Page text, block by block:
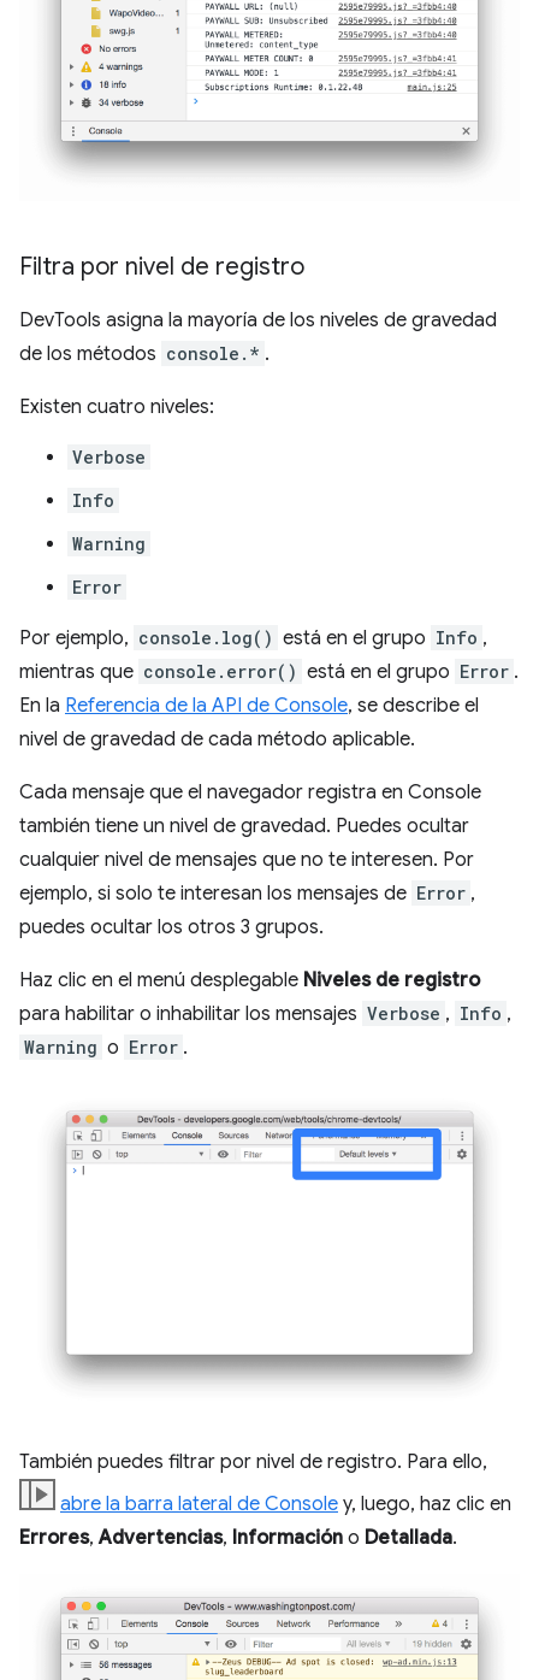
Filtra por nivel de registro
DevTools asigna la mayoría de los niveles de gravedad
de los métodos console.* .
Existen cuatro niveles:
Verbose
Info
Warning
Error
Por ejemplo, console.log() está en el grupo Info ,
mientras que console.error() está en el grupo Error .
En la Referencia de la API de Console, se describe el
nivel de gravedad de cada método aplicable.
Cada mensaje que el navegador registra en Console
también tiene un nivel de gravedad. Puedes ocultar
cualquier nivel de mensajes que no te interesen. Por
ejemplo, si solo te interesan los mensajes de Error ,
puedes ocultar los otros 3 grupos.
Haz clic en el menú desplegable Niveles de registro
para habilitar o inhabilitar los mensajes Verbose , Info ,
Warning o Error .
También puedes filtrar por nivel de registro. Para ello,
abre la barra lateral de Console y, luego, haz clic en
Errores,Advertencias, Información o Detallada.